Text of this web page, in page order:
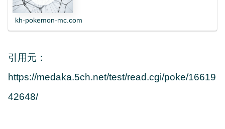
kh-pokemon-mc.com
引用元：
https://medaka.5ch.net/test/read.cgi/poke/16619
42648/